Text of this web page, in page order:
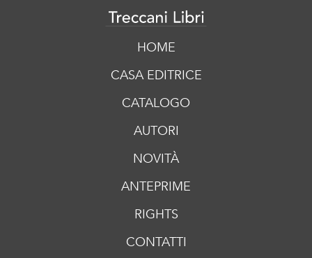
HOME
CASA EDITRICE
CATALOGO
AUTORI
NOVITÀ
ANTEPRIME
RIGHTS
CONTATTI